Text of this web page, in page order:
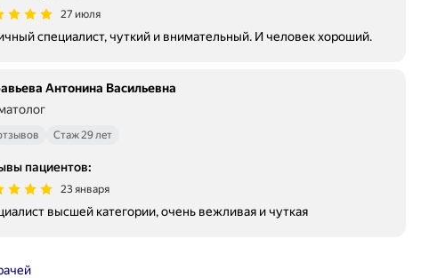
27 июля
специалист, чуткий и внимательный. И человек хороший.
Антонина Васильевна
Стаж 29 лет
пациентов:
23 января
высшей категории, очень вежливая и чуткая